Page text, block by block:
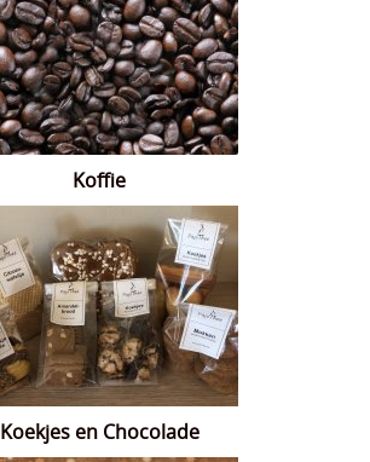
Koffie
Koekjes en Chocolade